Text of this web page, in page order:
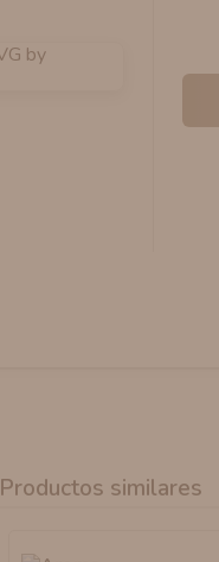
Productos similares